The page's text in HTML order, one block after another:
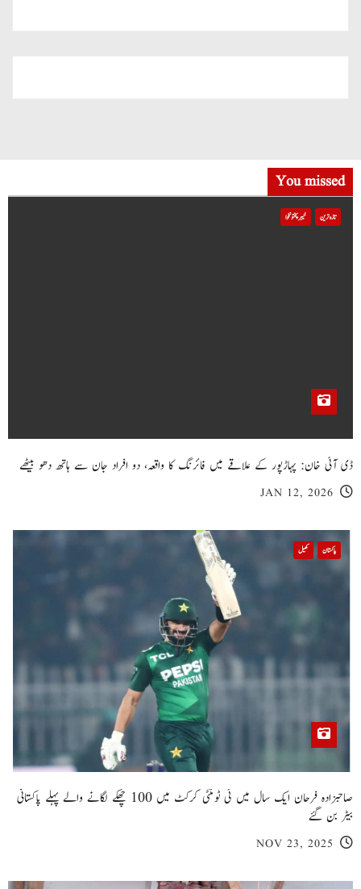
You missed
تازہ ترین خیبر پختونخوا
ڈی آئی خان: پہاڑپور کے علاقے میں فائرنگ کا واقعہ، دو افراد جان سے ہاتھ دھو بیٹھے
JAN 12, 2026
پاکستان کھیل
صاحبزادہ فرحان ایک سال میں ٹی ٹوئنٹی کرکٹ میں 100 چھکے لگانے والے پہلے پاکستانی
بیٹر بن گئے
NOV 23, 2025